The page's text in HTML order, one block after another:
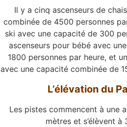
Il y a cinq ascenseurs de
combinée de 4500 personnes
ski avec une capacité de 300
ascenseurs pour bébé avec
1800 personnes par heure, et
avec une capacité combinée de
L’élévation du
Les pistes commencent à une
mètres et s’élèvent à